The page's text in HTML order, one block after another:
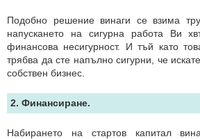
Подобно решение винаги се взима
напускането на сигурна работа Ви
финансова несигурност. И тъй като
трябва да сте напълно сигурни, че
собствен бизнес.
2. Финансиране.
Набирането на стартов капитал